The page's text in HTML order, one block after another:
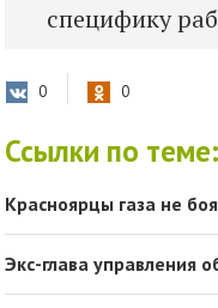
специфику
0 0
Ссылки по теме:
Красноярцы газа не
Экс-глава управления